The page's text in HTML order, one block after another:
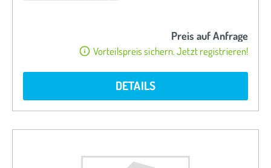
Preis auf Anfrage
Vorteilspreis sichern. Jetzt registrieren!
DETAILS